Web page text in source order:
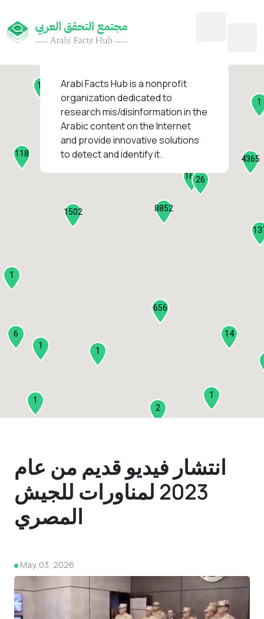
8852
127
4365
1502
14
2
656
118
6
1
11
13
3
2
26
1
1
1
4
1
1
161
1
Arabi Facts Hubis a nonprofit
organization dedicated to
research mis/disinformation in the
Arabic content on the Internet
and provide innovative solutions
to detect and identify it.
انتشار فيديو قديم من عام
2023 لمناورات للجيش
May. 03, 2026